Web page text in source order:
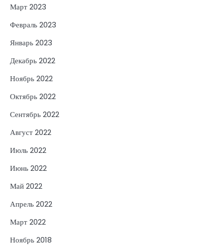
Март 2023
Февраль 2023
Январь 2023
Декабрь 2022
Ноябрь 2022
Октябрь 2022
Сентябрь 2022
Август 2022
Июль 2022
Июнь 2022
Май 2022
Апрель 2022
Март 2022
Ноябрь 2018